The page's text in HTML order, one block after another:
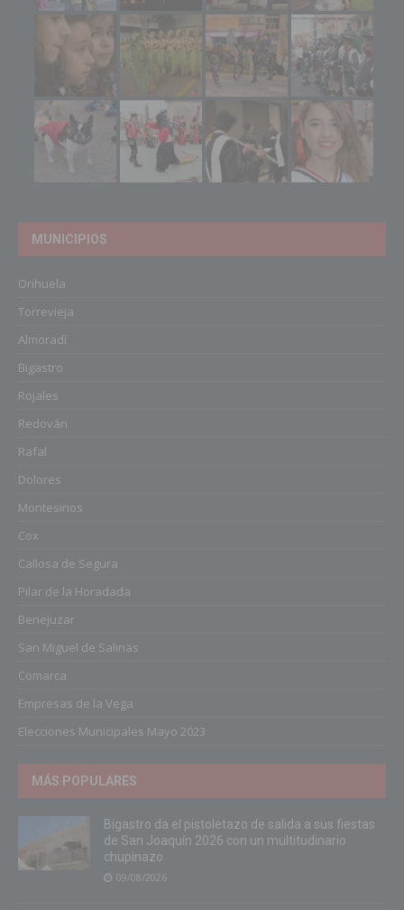
MUNICIPIOS
Orihuela
Torrevieja
Almoradí
Bigastro
Rojales
Redován
Rafal
Dolores
Montesinos
Cox
Callosa de Segura
Pilar de la Horadada
Benejuzar
San Miguel de Salinas
Comarca
Empresas de la Vega
Elecciones Municipales Mayo 2023
MÁS POPULARES
Bigastro da el pistoletazo de salida a sus fiestas
de San Joaquín 2026 con un multitudinario
chupinazo
09/08/2026